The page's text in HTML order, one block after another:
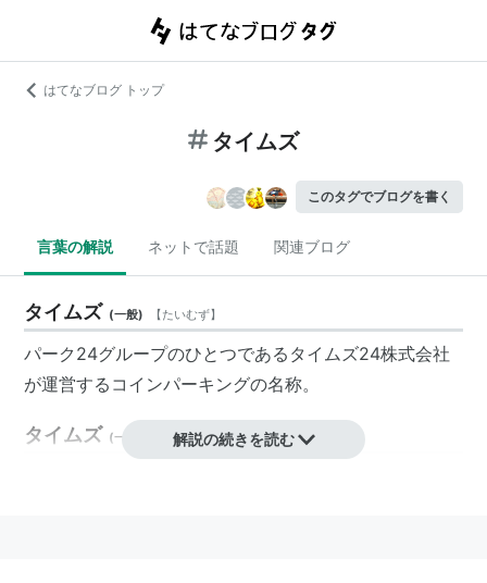
はてなブログ トップ
タイムズ
このタグでブログを書く
言葉の解説 ネットで話題 関連ブログ
タイムズ (一般) 【たいむず】
パーク24グループのひとつである タイムズ24株式会社
が運営するコインパーキングの名称。
タイムズ (一般 たいむず】
解説の続きを読む